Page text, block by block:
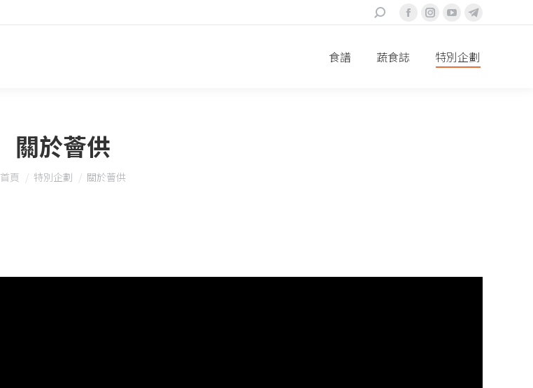
搜
Facebook
opens
Instagram
opens
YouTube
opens
Telegram
opens
食譜 蔬食誌 特別企劃
關於薈供
您在這裡：
首頁 特別企劃 關於薈供